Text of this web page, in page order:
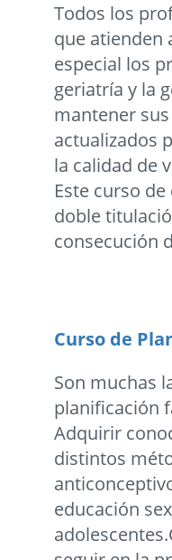
Todos los
que atienden
especial los
geriatría y la
mantener
actualizados
la calidad de
Este curso
doble
consecución
Curso de
Son muchas
planificación
Adquirir
distintos
educación